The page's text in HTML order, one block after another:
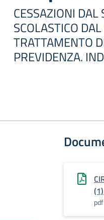
CESSAZIONI
SCOLASTICO
TRATTAMENTO
PREVIDENZA.
(1)